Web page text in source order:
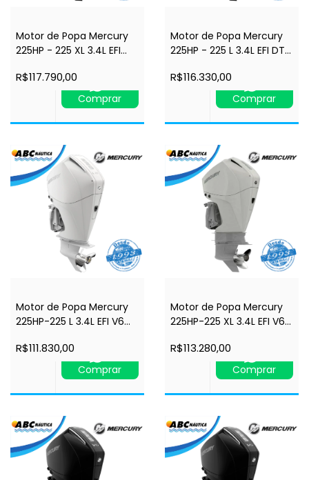
Motor de Popa Mercury
225HP - 225 XL 3.4L EFI
Comando à Distância -
Power Trim - Rabeta 25"
- 4 tempos
R$117.790,00
Comprar
Motor de Popa Mercury
225HP - 225 L 3.4L EFI DTS
à Distância - Power Trim
- Rabeta 20" - 4 tempos
R$116.330,00
Comprar
Motor de Popa Mercury
225HP-225 L 3.4L EFI V6
Comando à Distância -
Power Trim - Rabeta 20"
- 4 tempos
R$111.830,00
Comprar
Motor de Popa Mercury
225HP-225 XL 3.4L EFI V6
Comando à Distância -
Power Trim - Rabeta 25"
- 4 tempos
R$113.280,00
Comprar